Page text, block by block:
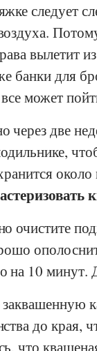
следует
вылетит
банки для
может
через две
очистите
на 10 минут.
заквашенную
до края,
что